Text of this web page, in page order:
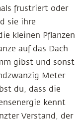
frustriert oder
sie ihre
kleinen Pflanzen
auf das Dach
gibst und sonst
Meter
du, dass die
kennt
Verstand, der